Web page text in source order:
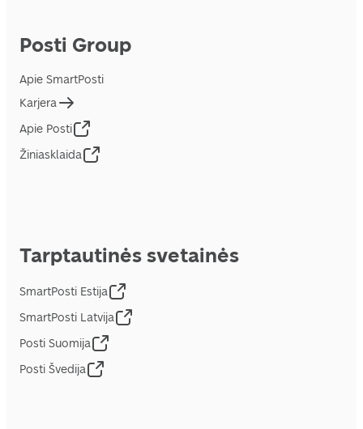
Posti Group
Apie SmartPosti
Karjera
Apie Posti
Žiniasklaida
Tarptautinės svetainės
SmartPosti Estija
SmartPosti Latvija
Posti Suomija
Posti Švedija